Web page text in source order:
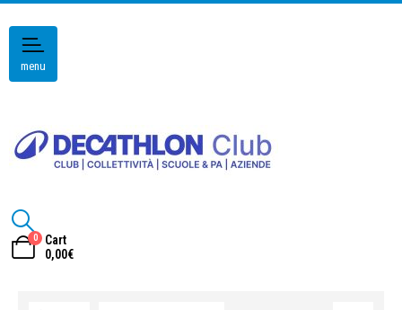
menu
0
Cart
0,00€